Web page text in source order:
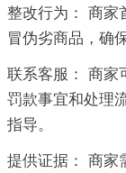
整改行为： 商家
冒伪劣商品，确
联系客服： 商家
罚款事宜和处理
指导。
提供证据： 商家